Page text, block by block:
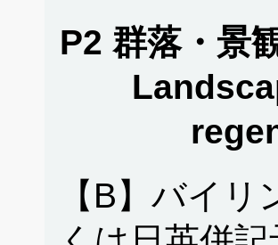
P2 群落・景
【B】バイ